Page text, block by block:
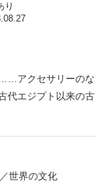
り
アクセサリーのな
代エジプト以来の古
世界の文化